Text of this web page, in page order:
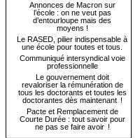
Annonces de Macron sur
l’école : on ne veut pas
d’entourloupe mais des
moyens !
Le RASED, pilier indispensable à
une école pour toutes et tous.
Communiqué intersyndical voie
professionnelle
Le gouvernement doit
revaloriser la rémunération de
tous les doctorants et toutes les
doctorantes dès maintenant !
Pacte et Remplacement de
Courte Durée : tout savoir pour
ne pas se faire avoir !